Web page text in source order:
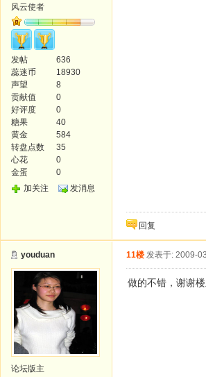
风云使者
发帖
636
蕊迷币
18930
声望
8
贡献值
0
好评度
0
糖果
40
黄金
584
转盘点数
35
心花
0
金蛋
0
加关注
发消息
回复
youduan
论坛版主
11楼 发表于: 2009-
做的不错，谢谢